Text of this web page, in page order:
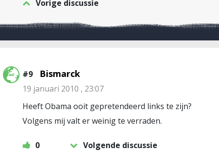
Vorige discussie
#9 Bismarck
19 januari 2010 , 23:07
Heeft Obama ooit gepretendeerd links te zijn?
Volgens mij valt er weinig te verraden.
0
Volgende discussie